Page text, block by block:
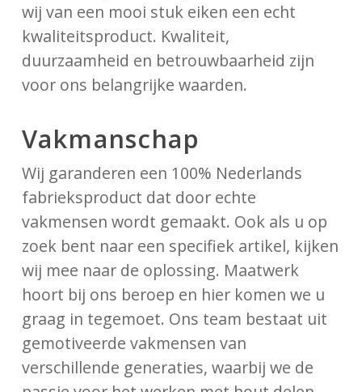
wij van een mooi stuk eiken een echt
kwaliteitsproduct. Kwaliteit,
duurzaamheid en betrouwbaarheid zijn
voor ons belangrijke waarden.
Vakmanschap
Wij garanderen een 100% Nederlands
fabrieksproduct dat door echte
vakmensen wordt gemaakt. Ook als u op
zoek bent naar een specifiek artikel, kijken
wij mee naar de oplossing. Maatwerk
hoort bij ons beroep en hier komen we u
graag in tegemoet. Ons team bestaat uit
gemotiveerde vakmensen van
verschillende generaties, waarbij we de